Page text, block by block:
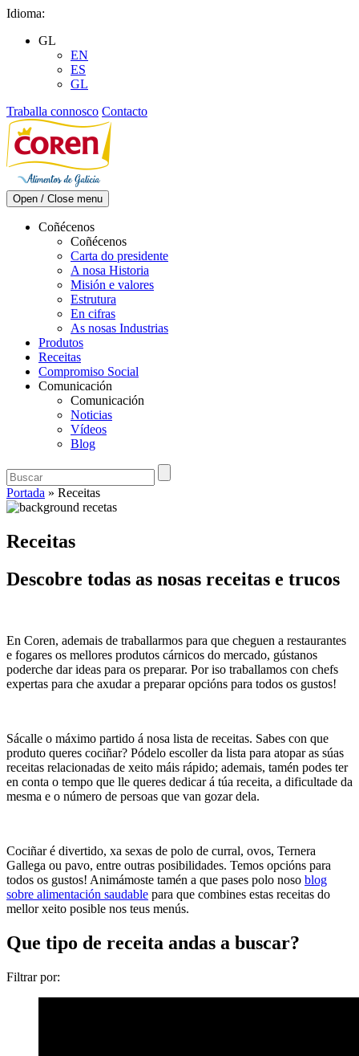
Skip
content
Idioma:
GL
EN
ES
GL
Traballa connosco Contacto
Open / Close menu
Coñécenos
Coñécenos
Carta do presidente
A nosa Historia
Misión e valores
Estrutura
En cifras
As nosas Industrias
Produtos
Receitas
Compromiso Social
Comunicación
Comunicación
Noticias
Vídeos
Blog
Portada » Receitas
Receitas
Descobre todas as nosas receitas e trucos
En Coren, ademais de traballarmos para que cheguen a restaurantes
e fogares os mellores produtos cárnicos do mercado, gústanos
poderche dar ideas para os preparar. Por iso traballamos con chefs
expertas para che axudar a preparar opcións para todos os gustos!
Sácalle o máximo partido á nosa lista de receitas. Sabes con que
produto queres cociñar? Pódelo escoller da lista para atopar as súas
receitas relacionadas de xeito máis rápido; ademais, tamén podes ter
en conta o tempo que lle queres dedicar á túa receita, a dificultade da
mesma e o número de persoas que van gozar dela.
Cociñar é divertido, xa sexas de polo de curral, ovos, Ternera
Gallega ou pavo, entre outras posibilidades. Temos opcións para
todos os gustos! Animámoste tamén a que pases polo noso blog
sobre alimentación saudable para que combines estas receitas do
mellor xeito posible nos teus menús.
Que tipo de receita andas a buscar?
Filtrar por: